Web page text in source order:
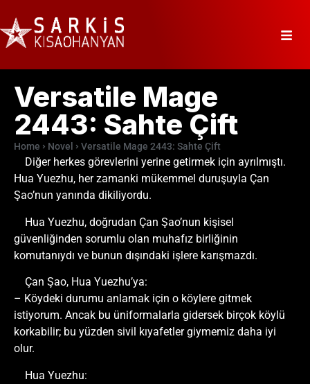
Versatile Mage
2443: Sahte Çift
Home Novel Versatile Mage 2443: Sahte Çift
Diğer herkes görevlerini yerine getirmek için ayrılmıştı.
Hua Yuezhu, her zamanki mükemmel duruşuyla Çan
Şao’nun yanında dikiliyordu.
Hua Yuezhu, doğrudan Çan Şao’nun kişisel
güvenliğinden sorumlu olan muhafız birliğinin
komutanıydı ve bunun dışındaki işlere karışmazdı.
Çan Şao, Hua Yuezhu’ya:
– Köydeki durumu anlamak için o köylere gitmek
istiyorum. Ancak bu üniformalarla gidersek birçok köylü
korkabilir; bu yüzden sivil kıyafetler giymemiz daha iyi
olur.
Hua Yuezhu: